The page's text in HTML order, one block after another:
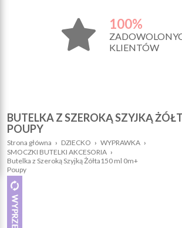
100%
KLIENTÓW
BUTELKA Z SZEROKĄ SZYJKĄ
POUPY
Strona główna › DZIECKO › WYPRAWKA ›
SMOCZKI BUTELKI AKCESORIA ›
Butelka z Szeroką Szyjką Żółta150 ml 0m+
Poupy